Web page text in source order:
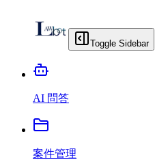
Toggle Sidebar
AI 問答
案件管理